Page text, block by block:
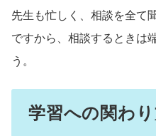
先生も忙しく、相談を全て
ですから、相談するときは
う。
学習への関わ